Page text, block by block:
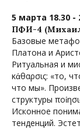
5 марта 18.30 -
ПФИ-4 (Михаил
Базовые
Платона и
Ритуальная и
κάθαρσις: «то,
что мы».
структуры
Исконное
тенденций.